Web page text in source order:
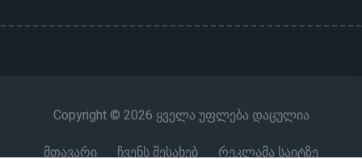
Copyright © 2026 ყველა უფლება დაცულია
მთავარი
ჩვენს შესახებ რეკლამა საიტზე